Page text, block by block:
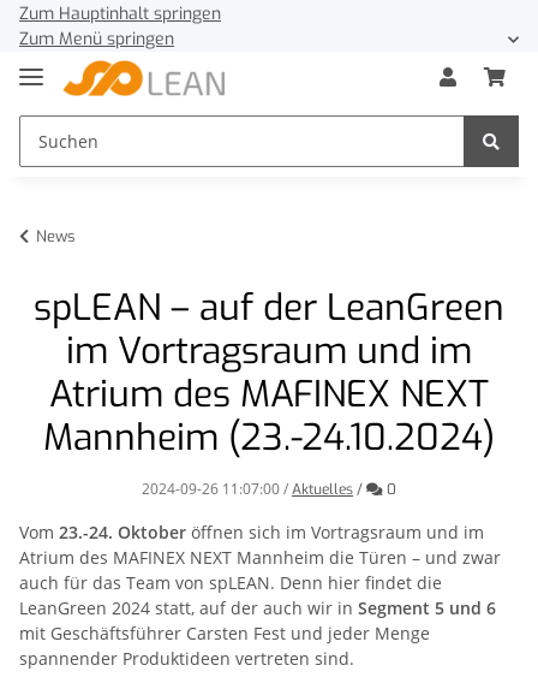
Zum Hauptinhalt springen
Zum Menü springen
News
spLEAN – auf der LeanGreen
im Vortragsraum und im
Atrium des MAFINEX NEXT
Mannheim (23.-24.10.2024)
2024-09-26 11:07:00/Aktuelles/ Kommentare
0
Vom 23.-24. Oktober öffnen sich im Vortragsraum und im
Atrium des MAFINEX NEXT Mannheim die Türen – und zwar
auch für das Team von spLEAN. Denn hier findet die
LeanGreen 2024 statt, auf der auch wir in Segment 5 und 6
mit Geschäftsführer Carsten Fest und jeder Menge
spannender Produktideen vertreten sind.